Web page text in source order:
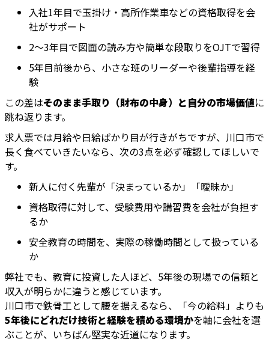
入社1年目で玉掛け・高所作業車などの資格取得を会
社がサポート
2～3年目で図面の読み方や簡単な段取りをOJTで習得
5年目前後から、小さな班のリーダーや後輩指導を経
験
この差はそのまま手取り（財布の中身）と自分の市場価値に
跳ね返ります。
求人票では月給や日給ばかり目が行きがちですが、川口市で
長く食べていきたいなら、次の3点を必ず確認してほしいで
す。
新人に付く先輩が「決まっているか」「曖昧か」
資格取得に対して、受験費用や講習費を会社が負担す
るか
安全教育の時間を、実際の稼働時間として扱っている
か
弊社でも、教育に投資した人ほど、5年後の現場での信頼と
収入が明らかに違うと感じています。
川口市で鉄骨工として腰を据えるなら、「今の給料」よりも
5年後にどれだけ技術と経験を積める環境かを軸に会社を選
ぶことが、いちばん堅実な近道になります。